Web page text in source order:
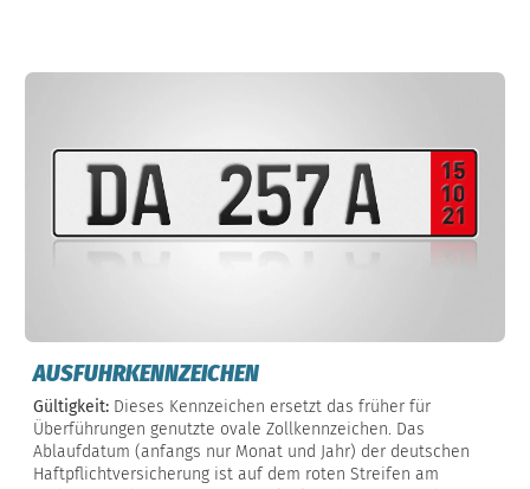
AUSFUHRKENNZEICHEN
Gültigkeit: Dieses Kennzeichen ersetzt das früher für
Überführungen genutzte ovale Zollkennzeichen. Das
Ablaufdatum (anfangs nur Monat und Jahr) der deutschen
Haftpflichtversicherung ist auf dem roten Streifen am